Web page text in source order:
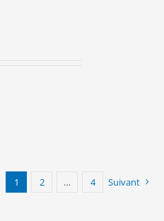
1 2 … 4 Suivant